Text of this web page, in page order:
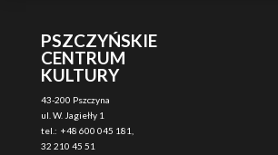
PSZCZYŃSKIE
CENTRUM
KULTURY
43-200 Pszczyna
ul. W. Jagiełły 1
tel.: +48 600 045 181,
32 210 45 51